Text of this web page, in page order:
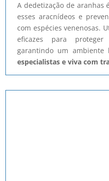
A dedetização de
esses aracnídeos e
com espécies venenosas.
eficazes para
garantindo um ambiente
especialistas e viva com